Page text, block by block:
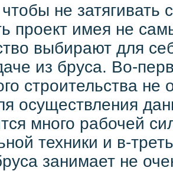
не затягивать
проект имея не
выбирают для
из бруса. Во-
строительства не
осуществления
много рабочей
техники и в-
занимает не